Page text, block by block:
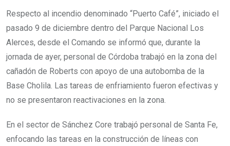
Respecto al incendio denominado “Puerto Café”, iniciado el
pasado 9 de diciembre dentro del Parque Nacional Los
Alerces, desde el Comando se informó que, durante la
jornada de ayer, personal de Córdoba trabajó en la zona del
cañadón de Roberts con apoyo de una autobomba de la
Base Cholila. Las tareas de enfriamiento fueron efectivas y
no se presentaron reactivaciones en la zona.
En el sector de Sánchez Core trabajó personal de Santa Fe,
enfocando las tareas en la construcción de líneas con